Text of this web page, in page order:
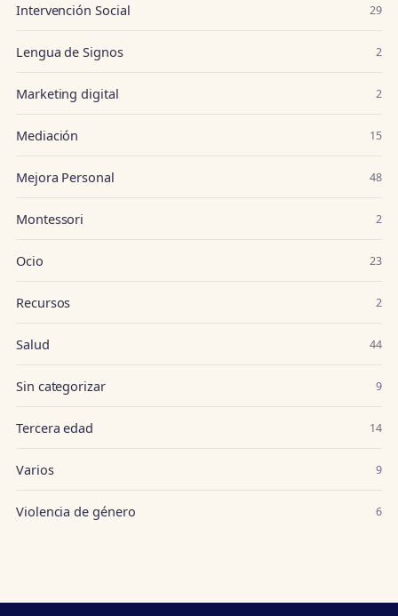
Intervención Social 29
Lengua de Signos 2
Marketing digital 2
Mediación 15
Mejora Personal 48
Montessori 2
Ocio 23
Recursos 2
Salud 44
Sin categorizar 9
Tercera edad 14
Varios 9
Violencia de género 6